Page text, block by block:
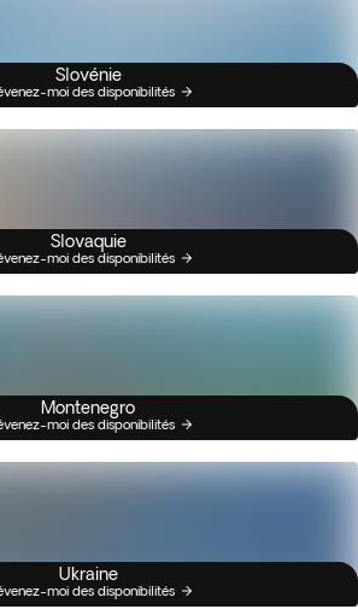
Slovénie
moi des disponibilités
Slovaquie
moi des disponibilités
Montenegro
moi des disponibilités
Ukraine
moi des disponibilités